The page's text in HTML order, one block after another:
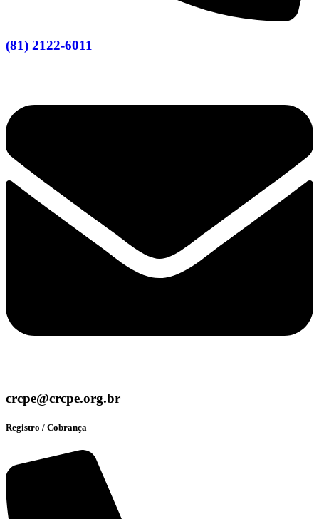
(81) 2122-6011
crcpe@crcpe.org.br
Registro / Cobrança